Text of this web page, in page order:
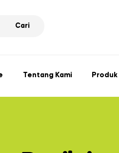
Cari
Tentang Kami Produk